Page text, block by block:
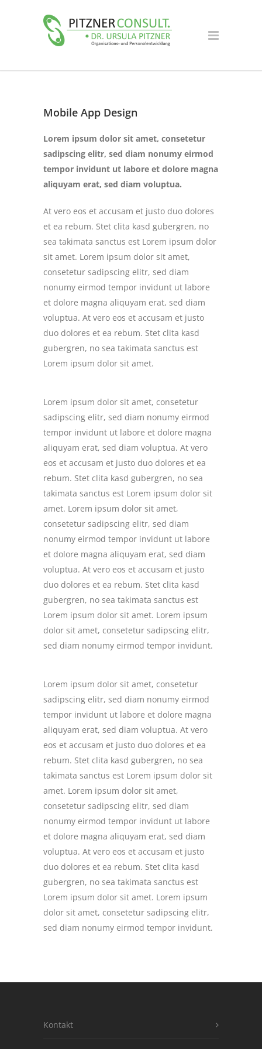
Mobile App Design
Lorem ipsum dolor sit amet, consetetur
sadipscing elitr, sed diam nonumy eirmod
tempor invidunt ut labore et dolore magna
aliquyam erat, sed diam voluptua.
At vero eos et accusam et justo duo dolores
et ea rebum. Stet clita kasd gubergren, no
sea takimata sanctus est Lorem ipsum dolor
sit amet. Lorem ipsum dolor sit amet,
consetetur sadipscing elitr, sed diam
nonumy eirmod tempor invidunt ut labore
et dolore magna aliquyam erat, sed diam
voluptua. At vero eos et accusam et justo
duo dolores et ea rebum. Stet clita kasd
gubergren, no sea takimata sanctus est
Lorem ipsum dolor sit amet.
Lorem ipsum dolor sit amet, consetetur
sadipscing elitr, sed diam nonumy eirmod
tempor invidunt ut labore et dolore magna
aliquyam erat, sed diam voluptua. At vero
eos et accusam et justo duo dolores et ea
rebum. Stet clita kasd gubergren, no sea
takimata sanctus est Lorem ipsum dolor sit
amet. Lorem ipsum dolor sit amet,
consetetur sadipscing elitr, sed diam
nonumy eirmod tempor invidunt ut labore
et dolore magna aliquyam erat, sed diam
voluptua. At vero eos et accusam et justo
duo dolores et ea rebum. Stet clita kasd
gubergren, no sea takimata sanctus est
Lorem ipsum dolor sit amet. Lorem ipsum
dolor sit amet, consetetur sadipscing elitr,
sed diam nonumy eirmod tempor invidunt.
Lorem ipsum dolor sit amet, consetetur
sadipscing elitr, sed diam nonumy eirmod
tempor invidunt ut labore et dolore magna
aliquyam erat, sed diam voluptua. At vero
eos et accusam et justo duo dolores et ea
rebum. Stet clita kasd gubergren, no sea
takimata sanctus est Lorem ipsum dolor sit
amet. Lorem ipsum dolor sit amet,
consetetur sadipscing elitr, sed diam
nonumy eirmod tempor invidunt ut labore
et dolore magna aliquyam erat, sed diam
voluptua. At vero eos et accusam et justo
duo dolores et ea rebum. Stet clita kasd
gubergren, no sea takimata sanctus est
Lorem ipsum dolor sit amet. Lorem ipsum
dolor sit amet, consetetur sadipscing elitr,
sed diam nonumy eirmod tempor invidunt.
Kontakt